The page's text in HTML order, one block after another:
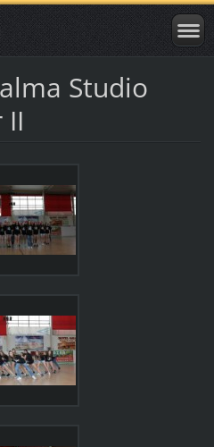
Studio
II